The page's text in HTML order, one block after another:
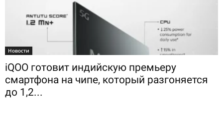
Новости
iQOO готовит индийскую премьеру
смартфона на чипе, который разгоняется
до 1,2...